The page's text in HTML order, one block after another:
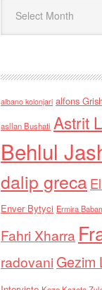
albano kolonjari alfons
asllan Bushati Astrit
Behlul
dalip greca
Enver Bytyci Ermira
Fahri Xharra
radovaniGezim